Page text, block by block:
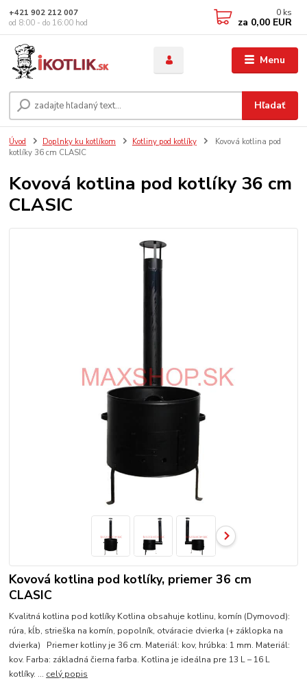
Menu
Hľadať
+421 902 212 007
od 8:00 - do 16:00 hod
0 ks
za 0,00 EUR
Úvod Doplnky ku kotlíkom Kotliny pod kotlíky
Kovová kotlina pod
kotlíky 36 cm CLASIC
Kovová kotlina pod kotlíky 36 cm
CLASIC
Kovová kotlina pod kotlíky, priemer 36 cm
CLASIC
Kvalitná kotlina pod kotlíky Kotlina obsahuje kotlinu, komín (Dymovod):
rúra, kĺb, strieška na komín, popolník, otváracie dvierka (+ záklopka na
dvierka) Priemer kotliny je 36 cm. Materiál: kov, hrúbka: 1 mm. Materiál:
kov. Farba: základná čierna farba. Kotlina je ideálna pre 13 L – 16 L
kotlíky. ... celý popis